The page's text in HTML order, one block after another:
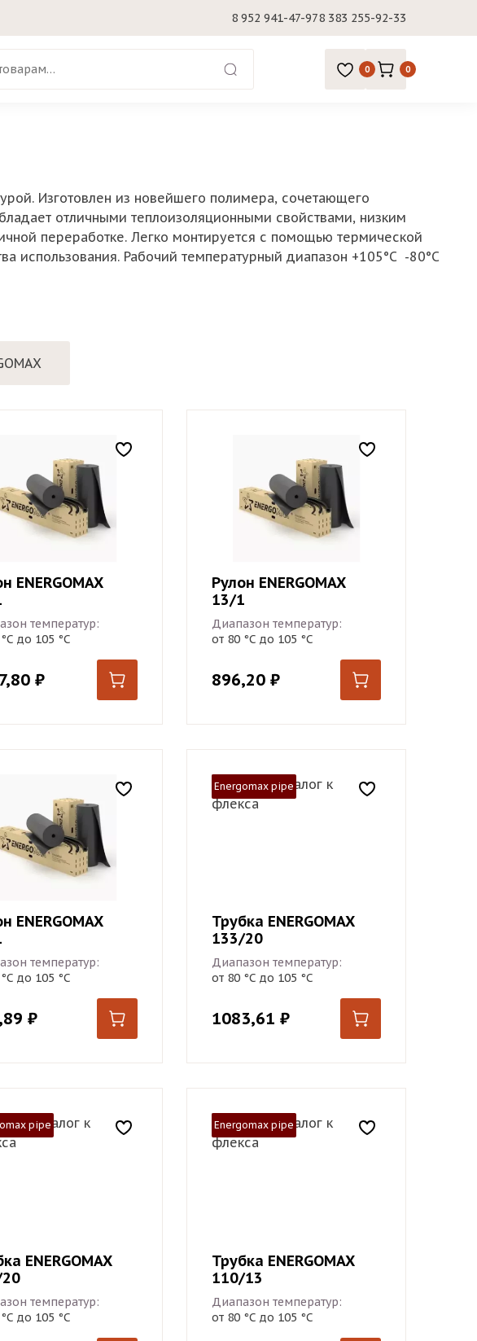
8 952 941-47-978 383 255-92-33
0 0
Изготовлен из новейшего полимера, сочетающего
отличными теплоизоляционными свойствами, низким
переработке. Легко монтируется с помощью термической
использования. Рабочий температурный диапазон +105°C -80°C
ENERGOMAX
температур:
до 105 °С
₽
Рулон ENERGOMAX
13/1
Диапазон температур:
от 80 °С до 105 °С
896,20₽
ENERGOMAX
температур:
до 105 °С
₽
Energomax pipe
Трубка ENERGOMAX
133/20
Диапазон температур:
от 80 °С до 105 °С
1083,61₽
pipe
ENERGOMAX
температур:
до 105 °С
Energomax pipe
Трубка ENERGOMAX
110/13
Диапазон температур:
от 80 °С до 105 °С